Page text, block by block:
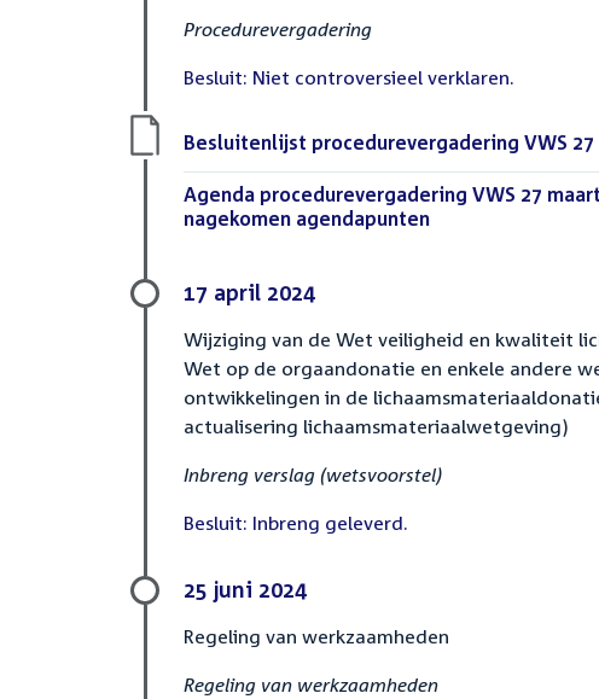
Procedurevergadering
Besluit: Niet controversieel verklaren.
Download
bestand:
Besluitenlijst procedurevergadering VWS 27
Download
bestand:
Agenda procedurevergadering VWS 27
nagekomen agendapunten
17 april 2024
Wijziging van de Wet veiligheid en kwaliteit
Wet op de orgaandonatie en enkele andere
ontwikkelingen in de
actualisering lichaamsmateriaalwetgeving)
Inbreng verslag (wetsvoorstel)
Besluit: Inbreng geleverd.
25 juni 2024
Regeling van werkzaamheden
Regeling van werkzaamheden